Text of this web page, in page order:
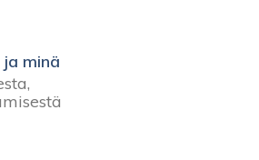
ja minä